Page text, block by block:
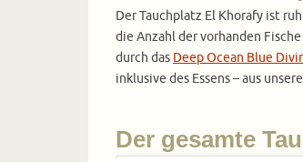
Der Tauchplatz El Khorafy ist
die Anzahl der vorhanden
durch das Deep Ocean Blue
inklusive des Essens – aus
Der gesamte